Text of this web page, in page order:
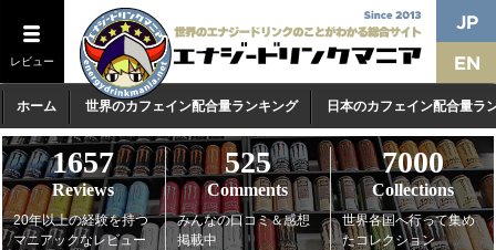
レビュー
ホーム 世界のカフェイン配合量ランキング 日本のカフェイン配合量ラ
1657
Reviews
20年以上の経験を持つ
マニアックなレビュー
525
Comments
みんなの口コミ＆感想
掲載中
7000
Collections
世界各国へ行って集め
たコレクション